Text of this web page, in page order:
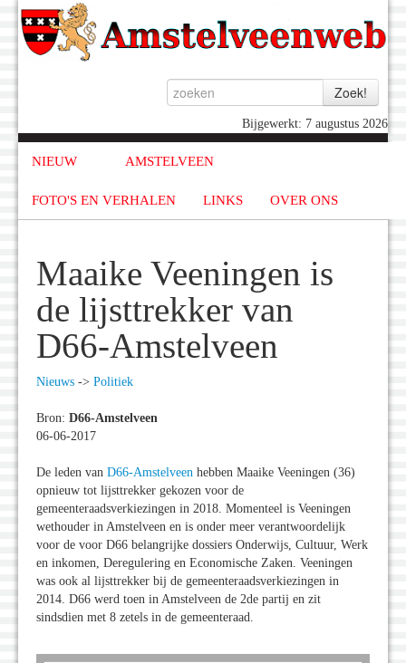
Bijgewerkt: 7 augustus 2026
NIEUW AMSTELVEEN
FOTO'S EN VERHALEN LINKS OVER ONS
Maaike Veeningen is
de lijsttrekker van
D66-Amstelveen
Nieuws -> Politiek
Bron: D66-Amstelveen
06-06-2017
De leden van D66-Amstelveen hebben Maaike Veeningen (36)
opnieuw tot lijsttrekker gekozen voor de
gemeenteraadsverkiezingen in 2018. Momenteel is Veeningen
wethouder in Amstelveen en is onder meer verantwoordelijk
voor de voor D66 belangrijke dossiers Onderwijs, Cultuur, Werk
en inkomen, Deregulering en Economische Zaken. Veeningen
was ook al lijsttrekker bij de gemeenteraadsverkiezingen in
2014. D66 werd toen in Amstelveen de 2de partij en zit
sindsdien met 8 zetels in de gemeenteraad.